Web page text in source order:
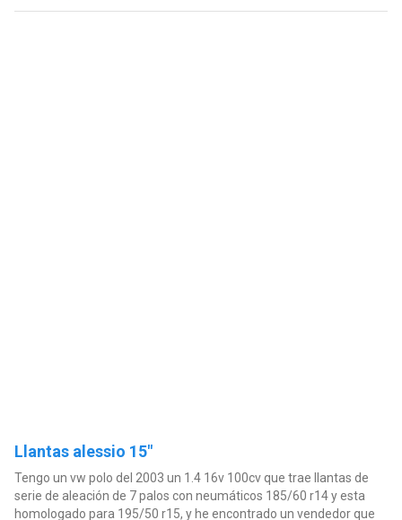
Llantas alessio 15"
Tengo un vw polo del 2003 un 1.4 16v 100cv que trae llantas de
serie de aleación de 7 palos con neumáticos 185/60 r14 y esta
homologado para 195/50 r15, y he encontrado un vendedor que